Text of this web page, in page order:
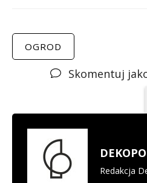
OGROD
Skomentuj
Redakcja